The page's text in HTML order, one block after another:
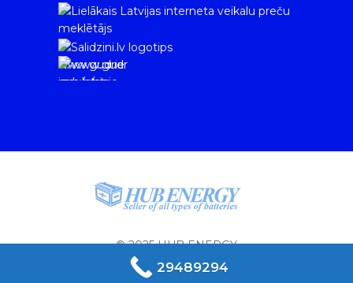
www.gudrie
m.lv/atrie-
© 2025 HUB ENERGY
29489294